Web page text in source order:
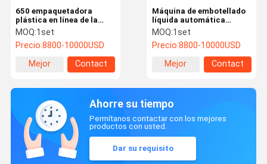
650 empaquetadora
plástica en línea de la
botella de la máquina de
embotellado del
kilogramo 30ml
MOQ:1set
Precio:8800-10000USD
Mejor
Contact
Máquina de embotellado
líquida automática
SUS304 1000ml
MOQ:1set
Precio:8800-10000USD
Mejor
Contact
Ahorre su tiempo
Permítanos contactar con los mejores
productos con usted.
Dar su requisito